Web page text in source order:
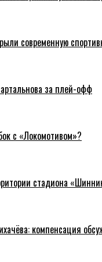
современную
за плей-офф
с «Локомотивом»?
стадиона
компенсация